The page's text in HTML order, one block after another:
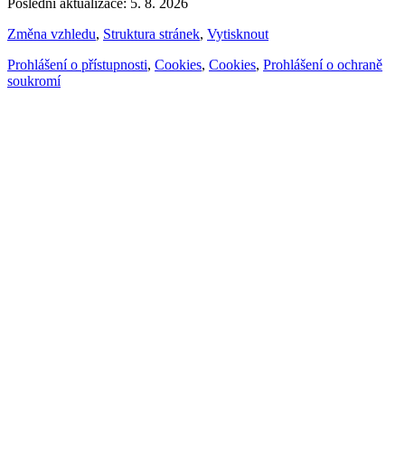
Změna vzhledu, Struktura stránek, Vytisknout
Prohlášení o přístupnosti, Cookies, Cookies, Prohlášení o ochraně
soukromí